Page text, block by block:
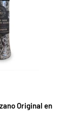
Original en